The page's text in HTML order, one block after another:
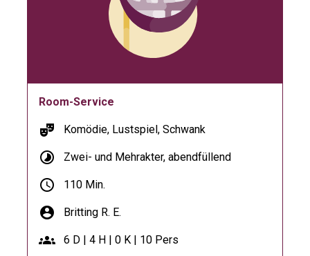
Room-Service
theater_comedy Komödie, Lustspiel, Schwank
timelapse Zwei- und Mehrakter, abendfüllend
schedule 110 Min.
account_circle Britting R. E.
groups 6 D | 4 H | 0 K | 10 Pers